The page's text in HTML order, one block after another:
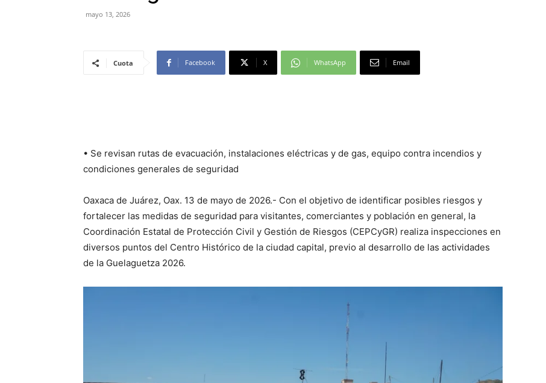
mayo 13, 2026
Cuota Facebook X WhatsApp Email
• Se revisan rutas de evacuación, instalaciones eléctricas y de gas, equipo contra incendios y
condiciones generales de seguridad
Oaxaca de Juárez, Oax. 13 de mayo de 2026.- Con el objetivo de identificar posibles riesgos y
fortalecer las medidas de seguridad para visitantes, comerciantes y población en general, la
Coordinación Estatal de Protección Civil y Gestión de Riesgos (CEPCyGR) realiza inspecciones en
diversos puntos del Centro Histórico de la ciudad capital, previo al desarrollo de las actividades
de la Guelaguetza 2026.